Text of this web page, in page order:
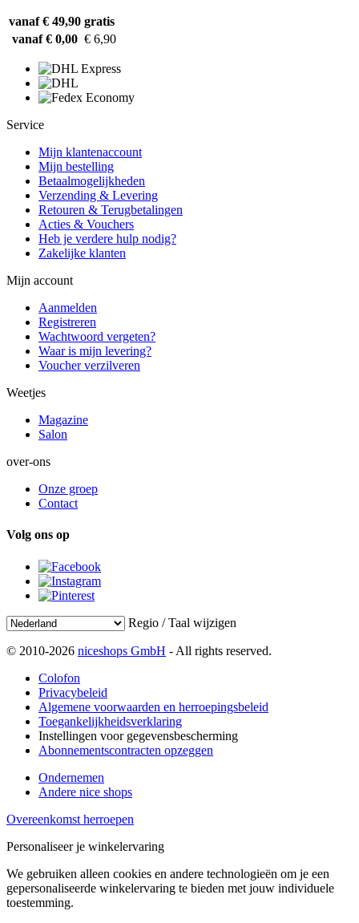
vanaf € 49,90 gratis
vanaf € 0,00 € 6,90
Service
Mijn klantenaccount
Mijn bestelling
Betaalmogelijkheden
Verzending & Levering
Retouren & Terugbetalingen
Acties & Vouchers
Heb je verdere hulp nodig?
Zakelijke klanten
Mijn account
Aanmelden
Registreren
Wachtwoord vergeten?
Waar is mijn levering?
Voucher verzilveren
Weetjes
Magazine
Salon
over-ons
Onze groep
Contact
Volg ons op
Regio / Taal wijzigen
© 2010-2026 niceshops GmbH - All rights reserved.
Colofon
Privacybeleid
Algemene voorwaarden en herroepingsbeleid
Toegankelijkheidsverklaring
Instellingen voor gegevensbescherming
Abonnementscontracten opzeggen
Ondernemen
Andere nice shops
Overeenkomst herroepen
Personaliseer je winkelervaring
We gebruiken alleen cookies en andere technologieën om je een
gepersonaliseerde winkelervaring te bieden met jouw individuele
toestemming.